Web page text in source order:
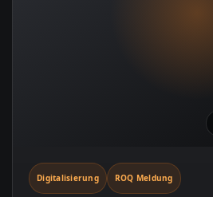
Digitalisierung ROQ Meldung